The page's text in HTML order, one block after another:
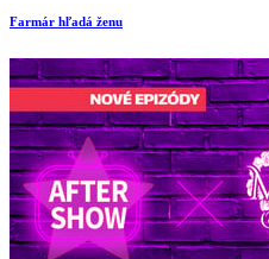
Farmár hľadá ženu